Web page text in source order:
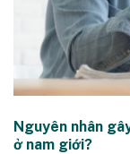
Nguyên nhân
ở nam giới?